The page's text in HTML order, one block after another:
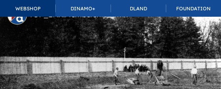
WEBSHOP DINAMO+ DLAND FOUNDATION
TOP_BAR.MembershipSuffix